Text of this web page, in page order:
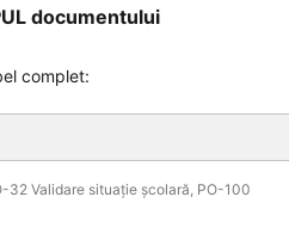
documentului
complet:
32 Validare situație școlară, PO-100